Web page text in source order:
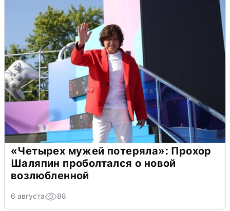
«Четырех мужей потеряла»: Прохор
Шаляпин проболтался о новой
возлюбленной
6 августа 88